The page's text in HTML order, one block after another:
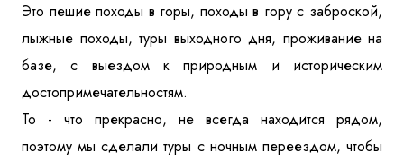
Это пешие походы в горы, походы в гору с заброской,
лыжные походы, туры выходного дня, проживание на
базе, с выездом к природным и историческим
достопримечательностям.
То - что прекрасно, не всегда находится рядом,
поэтому мы сделали туры с ночным переездом, чтобы